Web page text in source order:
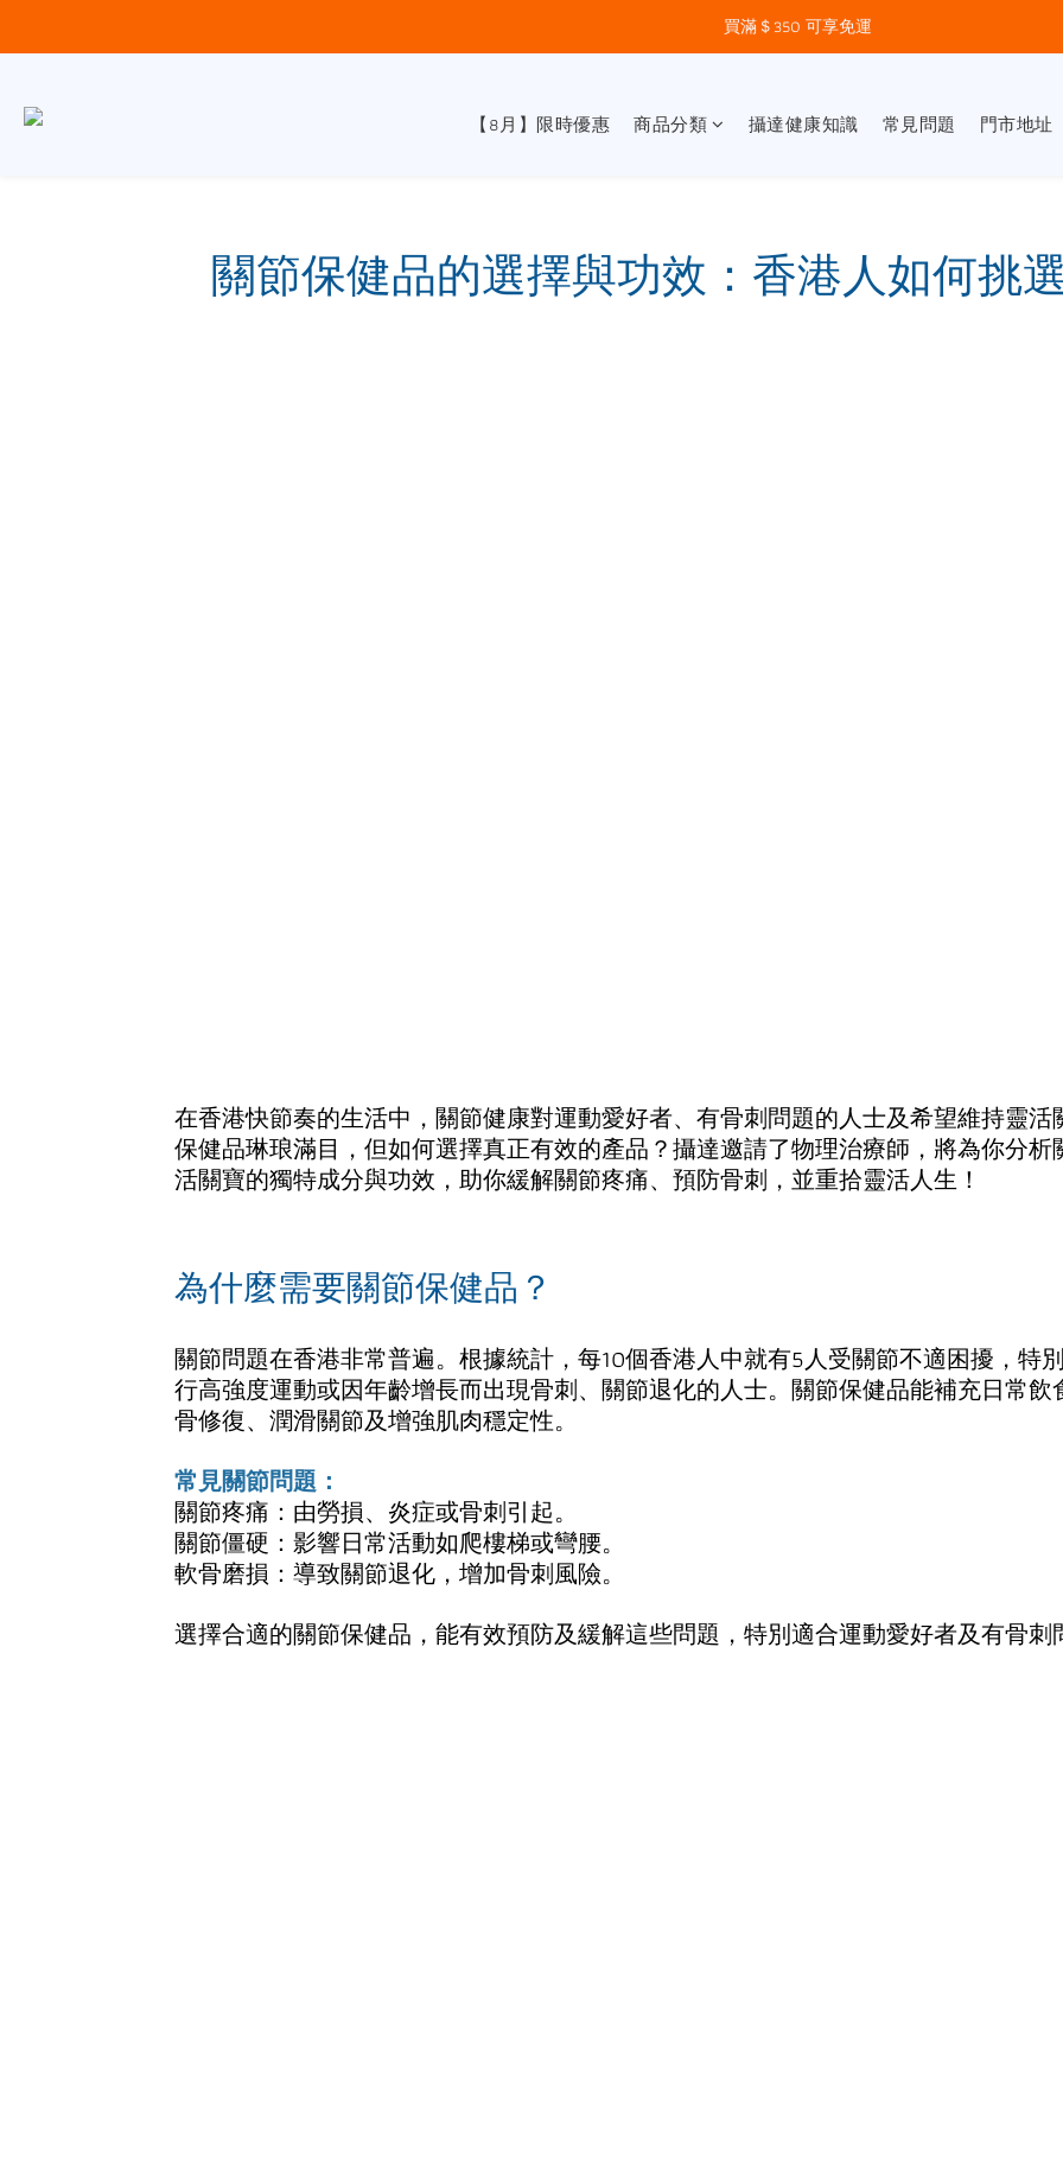
買滿＄350 可享免運
【8月】限時優惠 商品分類 攝達健康知識 常見問題 門市地址
關節保健品的選擇與功效：香港人如何挑
在香港快節奏的生活中，關節健康對運動愛好者、有骨刺問題的人士及希望維持靈
保健品琳琅滿目，但如何選擇真正有效的產品？攝達邀請了物理治療師，將為你分
活關寶的獨特成分與功效，助你緩解關節疼痛、預防骨刺，並重拾靈活人生！
為什麼需要關節保健品？
關節問題在香港非常普遍。根據統計，每10個香港人中就有5人受關節不適困擾，特
行高強度運動或因年齡增長而出現骨刺、關節退化的人士。關節保健品能補充日常
骨修復、潤滑關節及增強肌肉穩定性。
常見關節問題：
關節疼痛：由勞損、炎症或骨刺引起。
關節僵硬：影響日常活動如爬樓梯或彎腰。
軟骨磨損：導致關節退化，增加骨刺風險。
選擇合適的關節保健品，能有效預防及緩解這些問題，特別適合運動愛好者及有骨刺